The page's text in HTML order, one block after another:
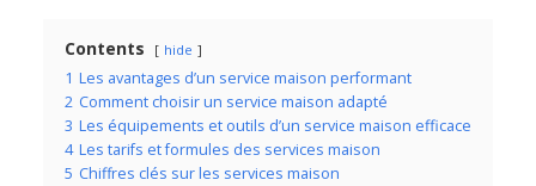
Contents hide
1 Les avantages d’un service maison performant
2 Comment choisir un service maison adapté
3 Les équipements et outils d’un service maison efficace
4 Les tarifs et formules des services maison
5 Chiffres clés sur les services maison